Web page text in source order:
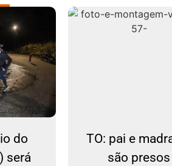
do
será
TO: pai e
são presos